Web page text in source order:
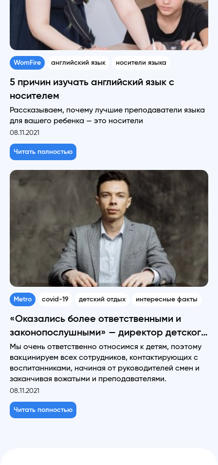
WomFire английский язык носители языка
5 причин изучать английский язык с
носителем
Рассказываем, почему лучшие преподаватели языка
для вашего ребенка — это носители
08.11.2021
Читать полностью
Metro covid-19 детский отдых интересные факты
«Оказались более ответственными и
законопослушными» — директор детского
языкового лагеря рассказал о
вакцинации иностранных
преподавателей
Мы очень ответственно относимся к детям, поэтому
вакцинируем всех сотрудников, контактирующих с
воспитанниками, начиная от руководителей смен и
заканчивая вожатыми и преподавателями.
08.11.2021
Читать полностью